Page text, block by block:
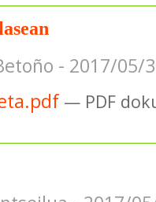
- 2017/05/
— PDF